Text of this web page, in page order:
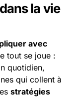
la vie
avec
tout se joue :
quotidien,
qui collent à
stratégies